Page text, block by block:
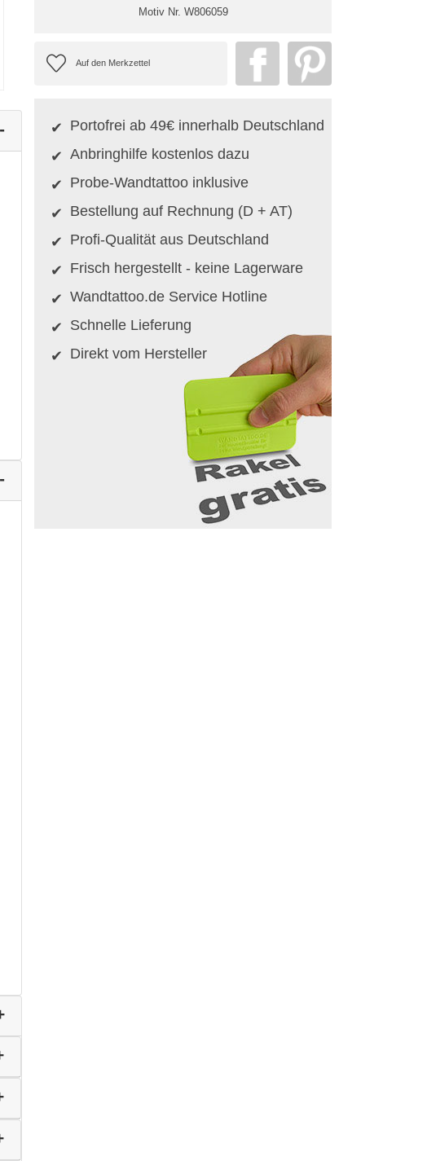
Motiv Nr. W806059
Portofrei ab 49€ innerhalb Deutschland
Anbringhilfe kostenlos dazu
Probe-Wandtattoo inklusive
Bestellung auf Rechnung (D + AT)
Profi-Qualität aus Deutschland
Frisch hergestellt - keine Lagerware
Wandtattoo.de Service Hotline
Schnelle Lieferung
Direkt vom Hersteller